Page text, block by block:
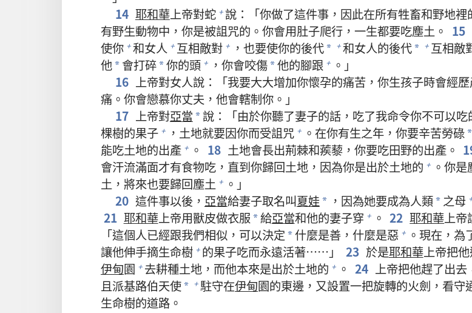
14 耶和華上帝對蛇 + 說：「你做了這件事，因此在所有牲畜和野地裡
有野生動物中，你是被詛咒的。你會用肚子爬行，一生都要吃塵土。 15
使你 + 和女人 + 互相敵對 + ，也要使你的後代* + 和女人的後代* + 互相敵
他* 會打碎*你的頭 + ，你會咬傷*他的腳跟 + 。」
16 上帝對女人說：「我要大大增加你懷孕的痛苦，你生孩子時會經
痛。你會戀慕你丈夫，他會轄制你。」
17 上帝對亞當 *說：「由於你聽了妻子的話，吃了我命令你不可以吃
棵樹的果子 + ，土地就要因你而受詛咒 + 。在你有生之年，你要辛苦勞碌*
能吃土地的出產 + 。 18 土地會長出荊棘和蒺藜，你要吃田野的出產。
會汗流滿面才有食物吃，直到你歸回土地，因為你是出於土地的 + 。你是
土，將來也要歸回塵土 + 。」
20 這件事以後， 亞當給妻子取名叫夏娃* ，因為她要成為人類* 之母 +
21 耶和華上帝用獸皮做衣服 *給亞當和他的妻子穿 + 。 22 耶和華上帝
「這個人已經跟我們相似，可以決定 *什麼是善，什麼是惡 + 。現在，為
讓他伸手摘生命樹 + 的果子吃而永遠活著……」 23 於是耶和華上帝把
伊甸園 + 去耕種土地，而他本來是出於土地的 + 。 24 上帝把他趕了出去
且派基路伯天使* + 駐守在伊甸園的東邊，又設置一把旋轉的火劍，看守
生命樹的道路。